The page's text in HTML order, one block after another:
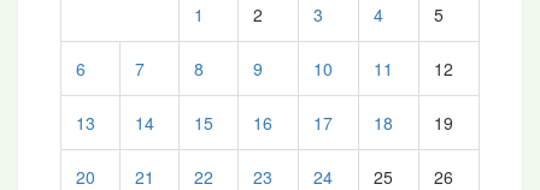
1 2 3 4 5
6 7 8 9 10 11 12
13 14 15 16 17 18 19
20 21 22 23 24 25 26